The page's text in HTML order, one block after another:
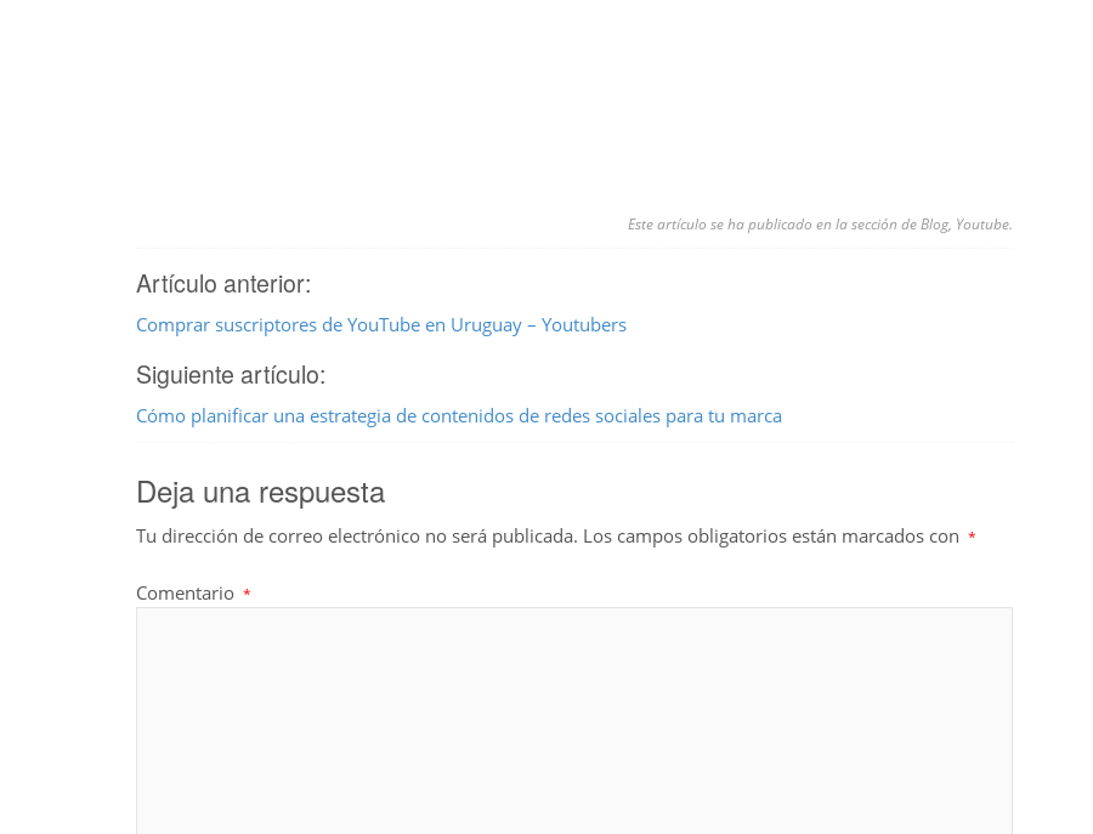
Este artículo se ha publicado en la sección deBlog, Youtube.
Artículo anterior:
Comprar suscriptores de YouTube en Uruguay – Youtubers
Siguiente artículo:
Cómo planificar una estrategia de contenidos de redes sociales para tu marca
Deja una respuesta
Tu dirección de correo electrónico no será publicada. Los campos obligatorios están marcados con *
Comentario *